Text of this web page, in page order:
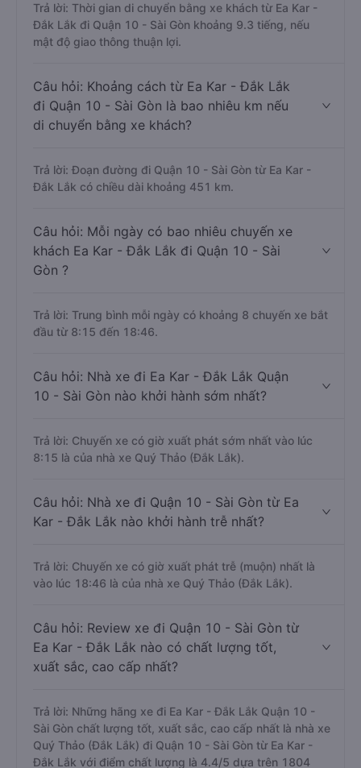
Trả lời: Thời gian di chuyển bằng xe khách từ Ea Kar -
Đắk Lắk đi Quận 10 - Sài Gòn khoảng 9.3 tiếng, nếu
mật độ giao thông thuận lợi.
Câu hỏi: Khoảng cách từ Ea Kar - Đắk Lắk
đi Quận 10 - Sài Gòn là bao nhiêu km nếu
di chuyển bằng xe khách?
Trả lời: Đoạn đường đi Quận 10 - Sài Gòn từ Ea Kar -
Đắk Lắk có chiều dài khoảng 451 km.
Câu hỏi: Mỗi ngày có bao nhiêu chuyến xe
khách Ea Kar - Đắk Lắk đi Quận 10 - Sài
Gòn ?
Trả lời: Trung bình mỗi ngày có khoảng 8 chuyến xe bắt
đầu từ 8:15 đến 18:46.
Câu hỏi: Nhà xe đi Ea Kar - Đắk Lắk Quận
10 - Sài Gòn nào khởi hành sớm nhất?
Trả lời: Chuyến xe có giờ xuất phát sớm nhất vào lúc
8:15 là của nhà xe Quý Thảo (Đắk Lắk).
Câu hỏi: Nhà xe đi Quận 10 - Sài Gòn từ Ea
Kar - Đắk Lắk nào khởi hành trễ nhất?
Trả lời: Chuyến xe có giờ xuất phát trễ (muộn) nhất là
vào lúc 18:46 là của nhà xe Quý Thảo (Đắk Lắk).
Câu hỏi: Review xe đi Quận 10 - Sài Gòn từ
Ea Kar - Đắk Lắk nào có chất lượng tốt,
xuất sắc, cao cấp nhất?
Trả lời: Những hãng xe đi Ea Kar - Đắk Lắk Quận 10 -
Sài Gòn chất lượng tốt, xuất sắc, cao cấp nhất là nhà xe
Quý Thảo (Đắk Lắk) đi Quận 10 - Sài Gòn từ Ea Kar -
Đắk Lắk với điểm chất lượng là 4.4/5 dựa trên 1804